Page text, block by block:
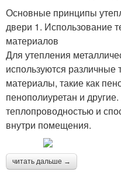
Основные принципы
двери 1. Использование
материалов
Для утепления
используются
материалы, такие как
пенополиуретан и
теплопроводностью и
внутри помещения.
читать дальше →